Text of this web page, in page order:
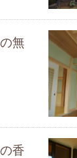
無
香